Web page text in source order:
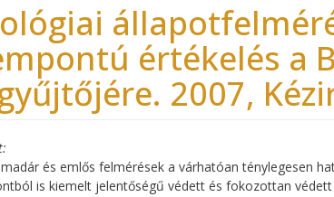
értékelés a
2007,
és emlős felmérések a várhatóan ténylegesen
is kiemelt jelentőségű védett és fokozottan